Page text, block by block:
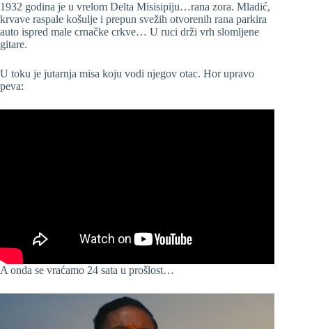
1932 godina je u vrelom Delta Misisipiju…rana zora. Mladić,
krvave raspale košulje i prepun svežih otvorenih rana parkira
auto ispred male crnačke crkve… U ruci drži vrh slomljene
gitare.
U toku je jutarnja misa koju vodi njegov otac. Hor upravo
peva:
A onda se vraćamo 24 sata u prošlost…